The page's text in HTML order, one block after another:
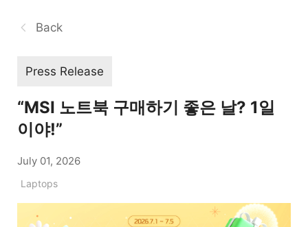
Back
Press Release
“MSI 노트북 구매하기 좋은 날? 1일
이야!”
July 01, 2026
Laptops